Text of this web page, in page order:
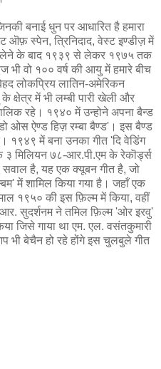
बनाई धुन पर आधारित है हमारा
ऒफ़ स्पेन, त्रिनिदाद, वेस्ट इण्डीज़ में
लेने के बाद १९३९ से लेकर १९७५ तक
भी वो १०० वर्ष की आयु में हमारे बीच
लोकप्रिय लातिन-अमेरिकन
क्षेत्र में भी लम्बी पारी खेली और
रहे। १९४० में उन्होने अपना बैन्ड
ओस ऐण्ड हिज़ रम्बा बैण्ड'। इस बैण्ड
१९४९ में बना उनका गीत 'दि वेडिंग
३ मिलियन ७८-आर.पी.एम के रेकॊर्ड्स
है, यह एक क्यूबन गीत है, जो
में शामिल किया गया है। जहाँ एक
१९५० की इस फ़िल्म में किया, वहीं
सुदर्शनम ने तमिल फ़िल्म 'ओर इरवु'
जिसे गाया था एम. एल. वसंतकुमारी
भी बेचैन हो रहे होंगे इस चुलबुले गीत